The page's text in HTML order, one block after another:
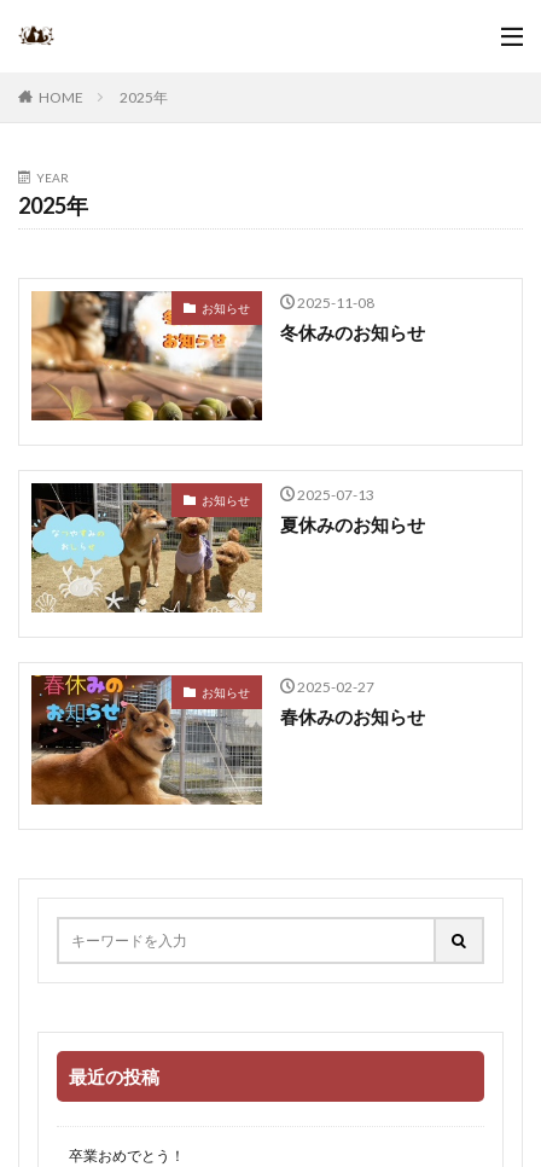
HOME 2025年
YEAR
2025年
お知らせ 2025-11-08
冬休みのお知らせ
お知らせ 2025-07-13
夏休みのお知らせ
お知らせ 2025-02-27
春休みのお知らせ
最近の投稿
卒業おめでとう！